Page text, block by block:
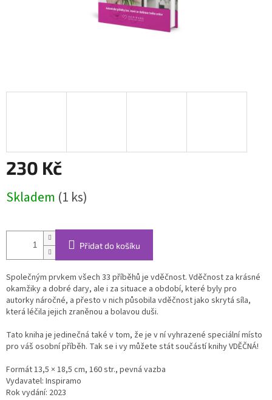
230 Kč
cena:
Skladem (1 ks)
Přidat do košíku
Společným prvkem všech 33 příběhů je vděčnost. Vděčnost za krásné
okamžiky a dobré dary, ale i za situace a období, které byly pro
autorky náročné, a přesto v nich působila vděčnost jako skrytá síla,
která léčila jejich zraněnou a bolavou duši.
Tato kniha je jedinečná také v tom, že je v ní vyhrazené speciální místo
pro váš osobní příběh. Tak se i vy můžete stát součástí knihy VDĚČNÁ!
Formát 13,5 × 18,5 cm, 160 str., pevná vazba
Vydavatel: Inspiramo
Rok vydání: 2023